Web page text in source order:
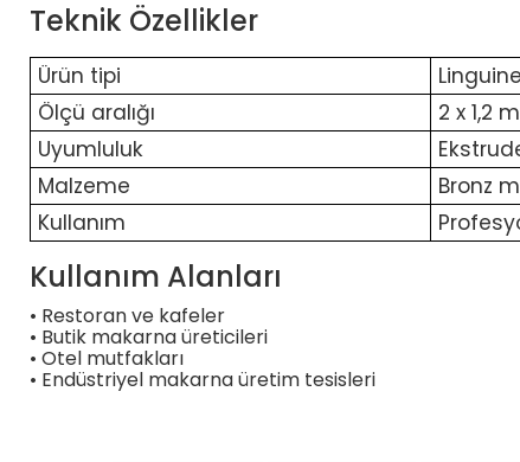
Teknik Özellikler
Ürün tipi
Ölçü aralığı
2 x 1,2
Uyumluluk
Malzeme
Bronz
Kullanım
Kullanım Alanları
• Restoran ve kafeler
• Butik makarna üreticileri
• Otel mutfakları
• Endüstriyel makarna üretim tesisleri